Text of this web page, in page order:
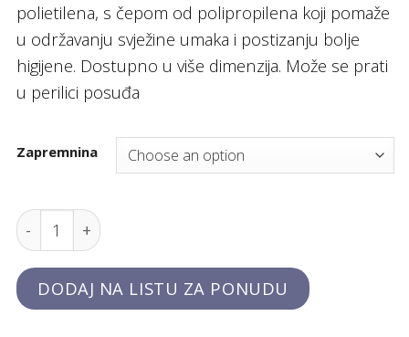
polietilena, s čepom od polipropilena koji pomaže
u održavanju svježine umaka i postizanju bolje
higijene. Dostupno u više dimenzija. Može se prati
u perilici posuđa
Zapremnina
Prozirna dispenser boca, Hendi quantity
DODAJ NA LISTU ZA PONUDU